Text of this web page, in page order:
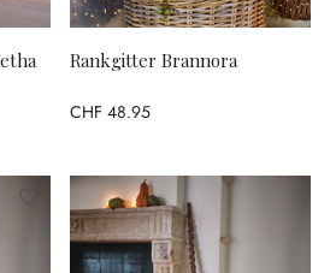
Rankgitter Brannora
CHF 48.95